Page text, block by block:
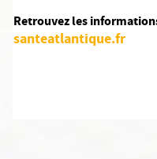
Retrouvez les
santeatlantique.fr